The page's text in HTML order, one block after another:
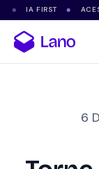
IA FIRST ● ACESSO
6